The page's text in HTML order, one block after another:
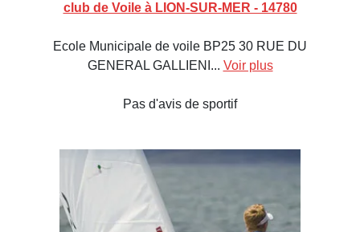
club de Voile à LION-SUR-MER - 14780
Ecole Municipale de voile BP25 30 RUE DU
GENERAL GALLIENI... Voir plus
Pas d'avis de sportif